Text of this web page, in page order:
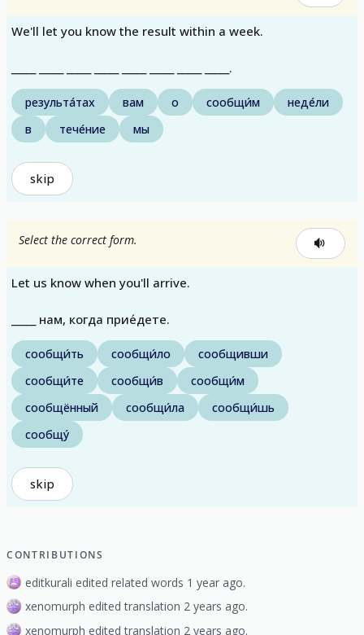
We'll let you know the result within a week.
_____ _____ _____ _____ _____ _____ _____ _____.
результа́тах вам о сообщи́м
неде́ли
в
тече́ние мы
skip
Select the correct form.
Let us know when you'll arrive.
_____ нам, когда прие́дете.
сообщи́ть сообщи́ло
сообщивши
сообщи́те
сообщи́в
сообщи́м
сообщённый
сообщи́ла
сообщи́шь
сообщу́
skip
CONTRIBUTIONS
editkurali edited related words 1 year ago.
xenomurph edited translation 2 years ago.
xenomurph edited translation 2 years ago.